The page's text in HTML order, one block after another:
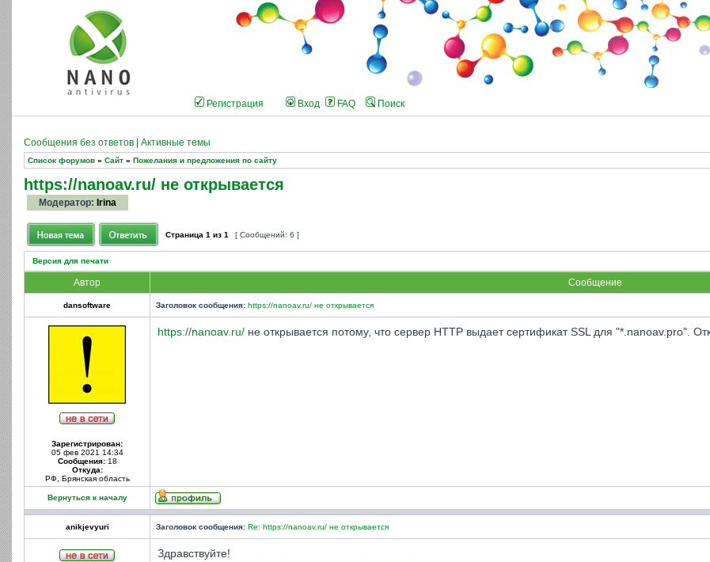
Регистрация Вход FAQ Поиск
Сообщения без ответов Активные темы
Список форумов » Сайт » Пожелания и предложения по сайту
https://nanoav.ru/ не открывается
Модератор: Irina
Страница 1 из 1 [ Сообщений: 6 ]
Версия для печати
Автор Сообщение
dansoftware Заголовок сообщения: https://nanoav.ru/ не открывается
Зарегистрирован:
05 фев 2021 14:34
Сообщения:18
Откуда:
РФ, Брянская область
https://nanoav.ru/ не открывается потому, что сервер HTTP выдает сертификат SSL для "*.nanoav.pro".
Вернуться к началу
anikjevyuri Заголовок сообщения: Re: https://nanoav.ru/ не открывается
Здравствуйте!